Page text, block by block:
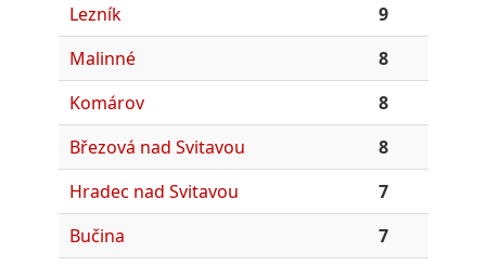
Lezník
9
Malinné
8
Komárov
8
Březová nad Svitavou
8
Hradec nad Svitavou
7
Bučina
7